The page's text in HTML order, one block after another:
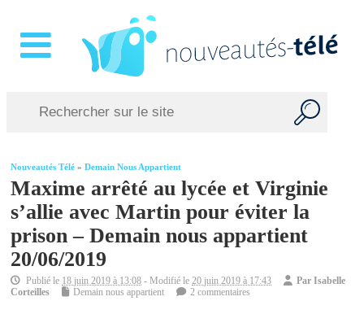
Nouveautés Télé »Demain Nous Appartient
Maxime arrêté au lycée et Virginie
s’allie avec Martin pour éviter la
prison – Demain nous appartient
20/06/2019
Publié le 18 juin 2019 à 13:08 - Modifié le20 juin 2019 à 17:43 ParIsabelle
Corteilles
Demain nous appartient 2 commentaires